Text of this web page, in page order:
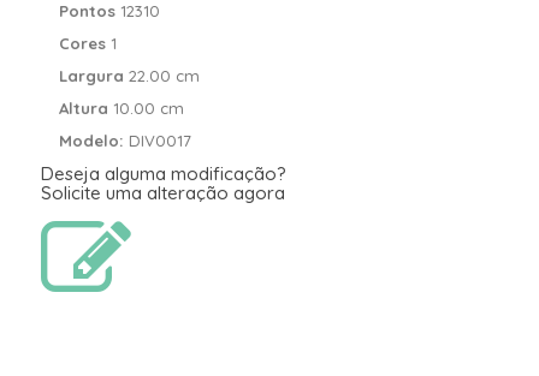
Pontos 12310
Cores 1
Largura22.00 cm
Altura 10.00 cm
Modelo: DIV0017
Deseja alguma modificação?
Solicite uma alteração agora